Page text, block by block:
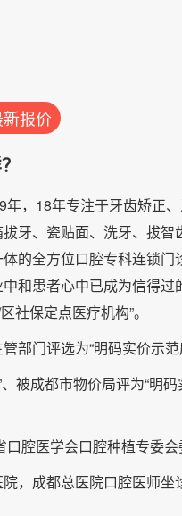
报价
，18年专注于牙齿矫正
牙、瓷贴面、洗牙、拔智
的全方位口腔专科连锁门
和患者心中已成为信得过
社保定点医疗机构”。
部门评选为“明码实价示范
被成都市物价局评为“明码
腔医学会口腔种植专委
，成都总医院口腔医师坐